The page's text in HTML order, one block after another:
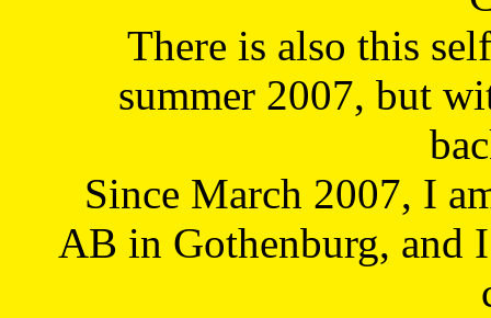
There is also this
summer 2007, but
Since March 2007, I
AB in Gothenburg, and